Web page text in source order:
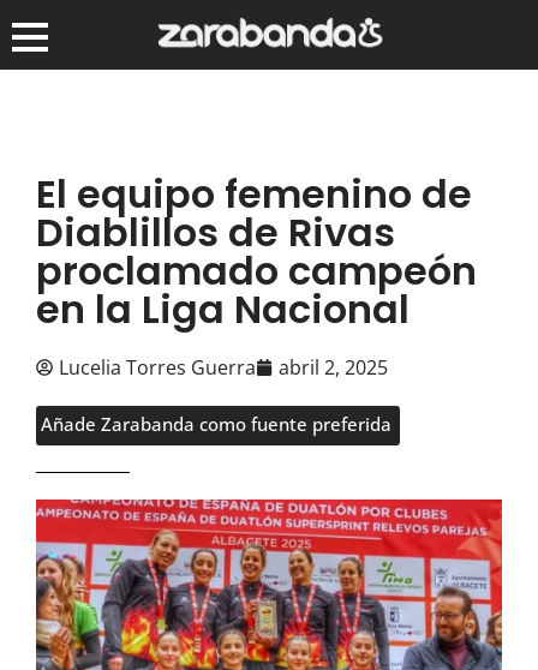
El equipo femenino de
Diablillos de Rivas
proclamado campeón
en la Liga Nacional
Lucelia Torres Guerra abril 2, 2025
Añade Zarabanda como fuente preferida